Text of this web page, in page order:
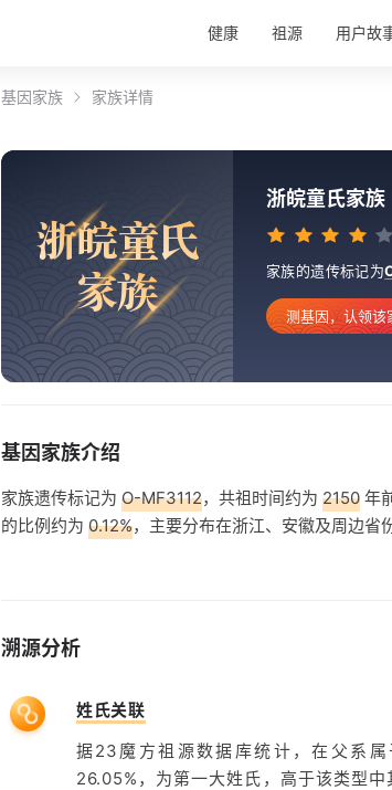
健康 祖源 用户故
基因家族 家族详情
浙皖童氏
家族
浙皖童氏家族
家族的遗传标记为
测基因，认领该
基因家族介绍
家族遗传标记为O-MF3112，共祖时间约为2150 年
的比例约为 0.12%，主要分布在浙江、安徽及周边省
溯源分析
姓氏关联
据23魔方祖源数据库统计，在父系属
26.05%，为第一大姓氏，高于该类型